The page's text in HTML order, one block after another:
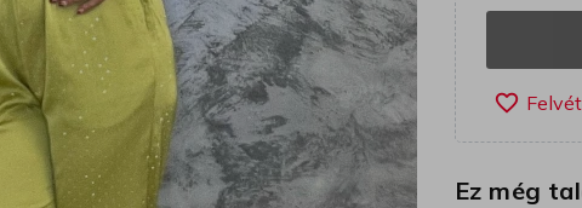
favorite_border
Ez még